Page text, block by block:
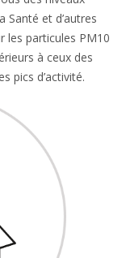
Santé et d’autres
les particules PM10
à ceux des
pics d’activité.